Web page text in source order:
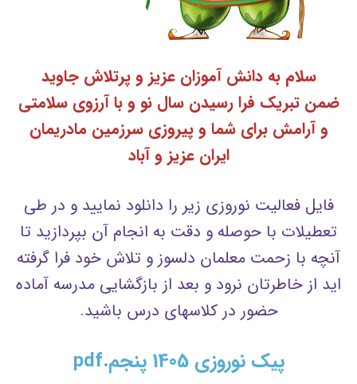
سلام به دانش آموزان عزیز و پرتلاش جاوید
ضمن تبریک فرا رسیدن سال نو و با آرزوی سلامتی
و آرامش برای شما و پیروزی سرزمین مادریمان
ایران عزیز و آباد
فایل فعالیت نوروزی زیر را دانلود نمایید و در طی
تعطیلات با حوصله و دقت به انجام آن بپردازید تا
آنچه با زحمت معلمان دلسوز و تلاش خود فرا گرفته
اید از خاطرتان نرود و بعد از بازگشایی مدرسه آماده
حضور در کلاسهای درس باشید.
پیک نوروزی 1405 پنجم.pdf